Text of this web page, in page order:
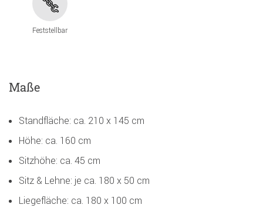
Feststellbar
Maße
Standfläche: ca. 210 x 145 cm
Höhe: ca. 160 cm
Sitzhöhe: ca. 45 cm
Sitz & Lehne: je ca. 180 x 50 cm
Liegefläche: ca. 180 x 100 cm